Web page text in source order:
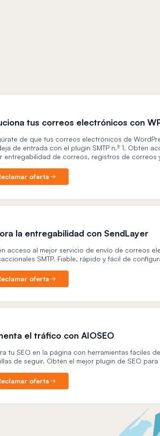
tus correos electrónicos con
de que tus correos electrónicos de
de entrada con el plugin SMTP n.º 1. Obtén
entregabilidad de correos, registros de correos
oferta
la entregabilidad con SendLayer
acceso al mejor servicio de envío de correos
SMTP. Fiable, rápido y fácil de
oferta
el tráfico con AIOSEO
tu SEO en la página con herramientas fáciles
de seguir. Obtén el mejor plugin de SEO para
oferta